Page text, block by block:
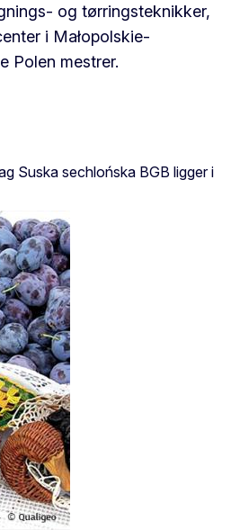
og tørringsteknikker,
i Małopolskie-
Polen mestrer.
Suska sechlońska BGB ligger i